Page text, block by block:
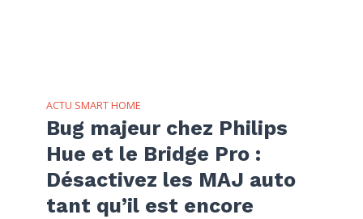
ACTU SMART HOME
Bug majeur chez Philips
Hue et le Bridge Pro :
Désactivez les MAJ auto
tant qu’il est encore